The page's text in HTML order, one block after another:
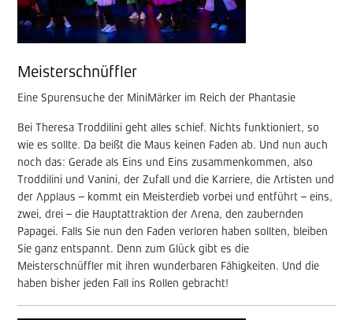
Meisterschnüffler
Eine Spurensuche der MiniMärker im Reich der Phantasie
Bei Theresa Troddilini geht alles schief. Nichts funktioniert, so
wie es sollte. Da beißt die Maus keinen Faden ab. Und nun auch
noch das: Gerade als Eins und Eins zusammenkommen, also
Troddilini und Vanini, der Zufall und die Karriere, die Artisten und
der Applaus – kommt ein Meisterdieb vorbei und entführt – eins,
zwei, drei – die Hauptattraktion der Arena, den zaubernden
Papagei. Falls Sie nun den Faden verloren haben sollten, bleiben
Sie ganz entspannt. Denn zum Glück gibt es die
Meisterschnüffler mit ihren wunderbaren Fähigkeiten. Und die
haben bisher jeden Fall ins Rollen gebracht!